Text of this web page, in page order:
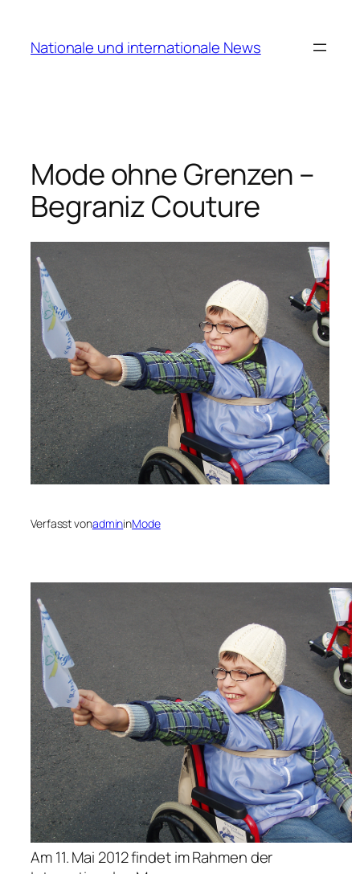
springen
Nationale und internationale News
Mode ohne Grenzen –
Begraniz Couture
Verfasst vonadmininMode
Am 11. Mai 2012 findet im Rahmen der